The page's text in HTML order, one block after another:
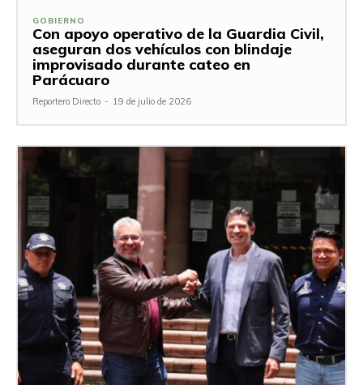
GOBIERNO
Con apoyo operativo de la Guardia Civil,
aseguran dos vehículos con blindaje
improvisado durante cateo en
Parácuaro
Reportero Directo - 19 de julio de 2026